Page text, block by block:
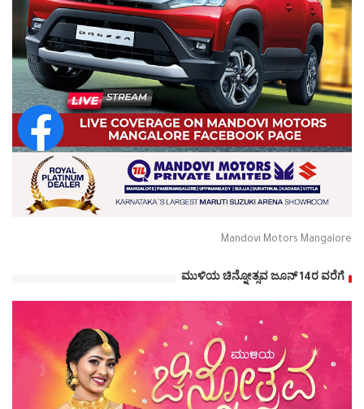
Mandovi Motors Mangalore
ಮುಳಿಯ ಚಿನ್ನೋತ್ಸವ ಜೂನ್ 14ರ ವರೆಗೆ